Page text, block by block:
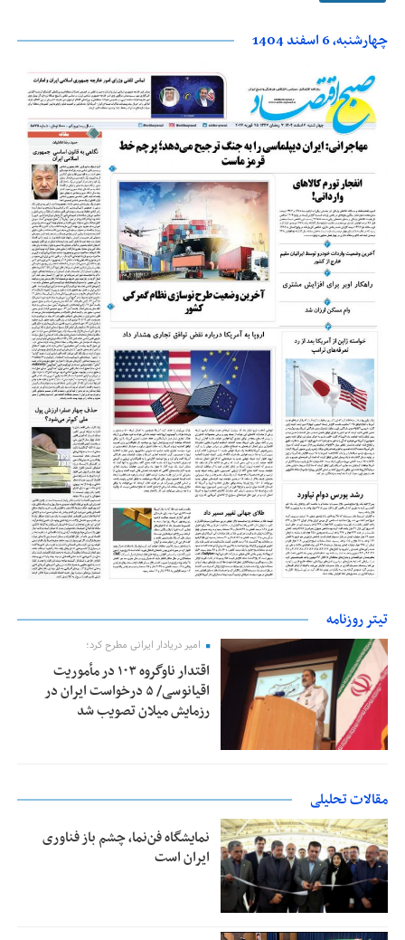
چهارشنبه، 6 اسفند 1404
تیتر روزنامه
امیر دریادار ایرانی مطرح کرد؛
اقتدار ناوگروه ۱۰۳ در مأموریت‌
اقیانوسی/ ۵ درخواست ایران در
رزمایش میلان تصویب شد
مقالات تحلیلی
نمایشگاه فن‌نما، چشم باز فناوری
ایران است